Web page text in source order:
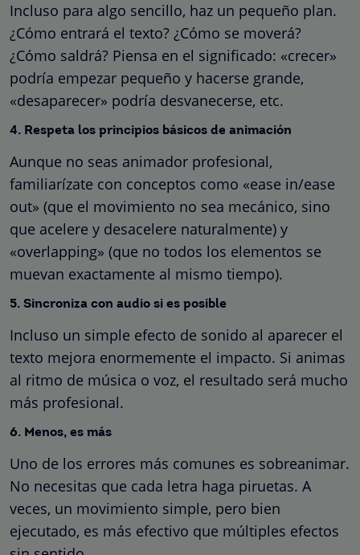
Incluso para algo sencillo, haz un pequeño plan.
¿Cómo entrará el texto? ¿Cómo se moverá?
¿Cómo saldrá? Piensa en el significado: «crecer»
podría empezar pequeño y hacerse grande,
«desaparecer» podría desvanecerse, etc.
4. Respeta los principios básicos de animación
Aunque no seas animador profesional,
familiarízate con conceptos como «ease in/ease
out» (que el movimiento no sea mecánico, sino
que acelere y desacelere naturalmente) y
«overlapping» (que no todos los elementos se
muevan exactamente al mismo tiempo).
5. Sincroniza con audio si es posible
Incluso un simple efecto de sonido al aparecer el
texto mejora enormemente el impacto. Si animas
al ritmo de música o voz, el resultado será mucho
más profesional.
6. Menos, es más
Uno de los errores más comunes es sobreanimar.
No necesitas que cada letra haga piruetas. A
veces, un movimiento simple, pero bien
ejecutado, es más efectivo que múltiples efectos